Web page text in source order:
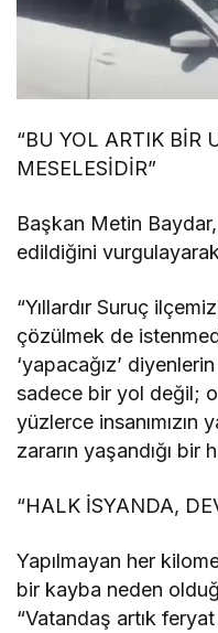
“BU YOL ARTIK BİR
MESELESİDİR”
Başkan Metin
edildiğini
“Yıllardır Suruç
çözülmek de
‘yapacağız’
sadece bir yol değil;
yüzlerce insanımızın
zararın yaşandığı bir
“HALK İSYANDA,
Yapılmayan her
bir kayba neden
“Vatandaş artık